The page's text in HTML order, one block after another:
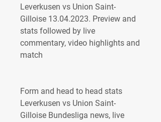
Leverkusen vs Union Saint-
Gilloise 13.04.2023. Preview and
stats followed by live
commentary, video highlights and
match
Form and head to head stats
Leverkusen vs Union Saint-
Gilloise Bundesliga news, live